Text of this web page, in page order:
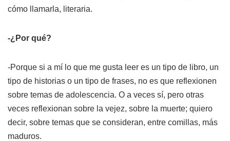
cómo llamarla, literaria.
-¿Por qué?
-Porque si a mí lo que me gusta leer es un tipo de libro, un
tipo de historias o un tipo de frases, no es que reflexionen
sobre temas de adolescencia. O a veces sí, pero otras
veces reflexionan sobre la vejez, sobre la muerte; quiero
decir, sobre temas que se consideran, entre comillas, más
maduros.